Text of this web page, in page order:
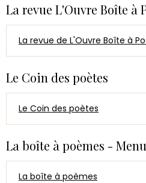
La revue L'Ouvre Boîte à
La revue de L'Ouvre Boîte à
Le Coin des poètes
Le Coin des poètes
La boîte à poèmes - Menu
La boîte à poèmes